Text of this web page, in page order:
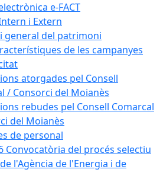
e-FACT
i Extern
general del patrimoni
de les campanyes
atorgades pel Consell
/ Consorci del Moianès
rebudes pel Consell Comarcal
del Moianès
de personal
Convocatòria del procés selectiu
l'Agència de l'Energia i de